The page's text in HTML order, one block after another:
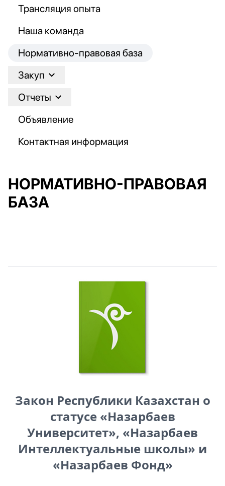
Трансляция опыта
Наша команда
Нормативно-правовая база
Закуп
Отчеты
Объявление
Контактная информация
НОРМАТИВНО-ПРАВОВАЯ
БАЗА
Закон Республики Казахстан о
статусе «Назарбаев
Университет», «Назарбаев
Интеллектуальные школы» и
«Назарбаев Фонд»